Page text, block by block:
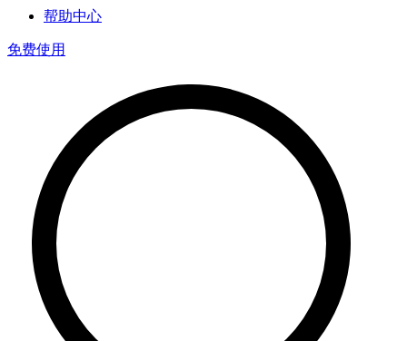
帮助中心
免费使用